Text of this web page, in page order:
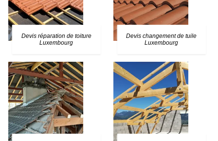
Devis réparation de toiture
Luxembourg
Devis changement de tuile
Luxembourg